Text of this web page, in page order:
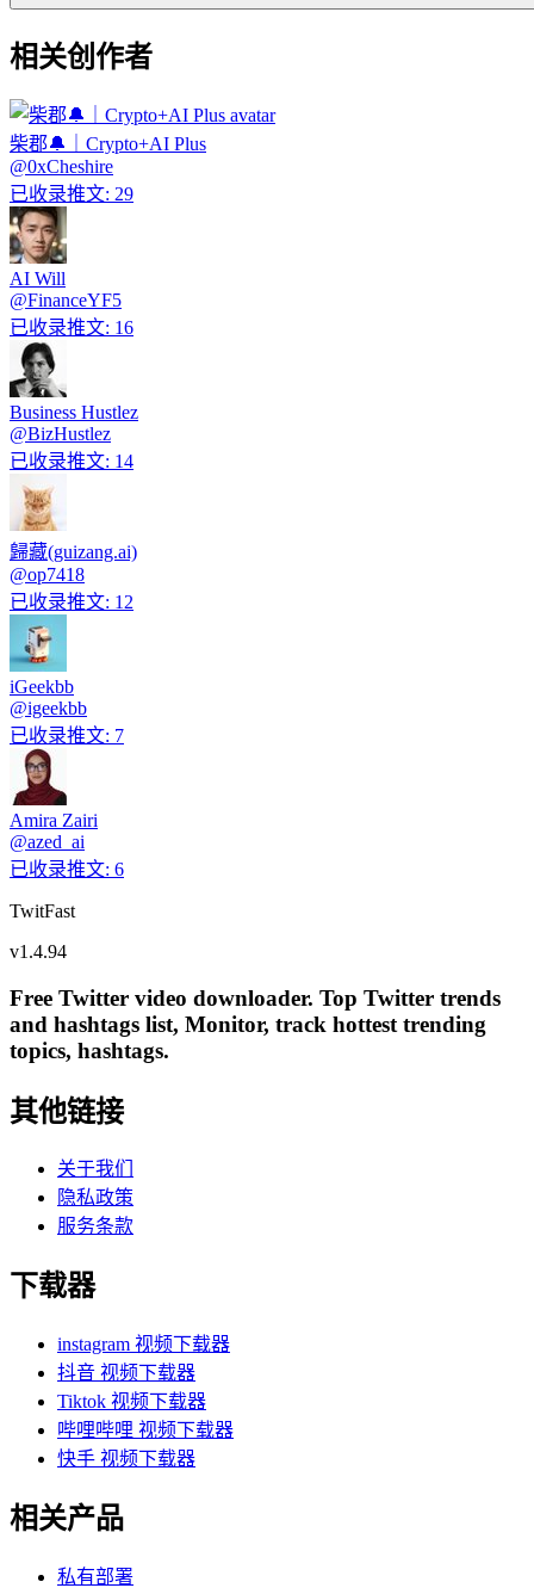
相关创作者
柴郡🔔｜Crypto+AI Plus
@0xCheshire
已收录推文: 29
AI Will
@FinanceYF5
已收录推文: 16
Business Hustlez
@BizHustlez
已收录推文: 14
歸藏(guizang.ai)
@op7418
已收录推文: 12
iGeekbb
@igeekbb
已收录推文: 7
Amira Zairi
@azed_ai
已收录推文: 6
TwitFast
v1.4.94
Free Twitter video downloader. Top Twitter trends
and hashtags list, Monitor, track hottest trending
topics, hashtags.
其他链接
关于我们
隐私政策
服务条款
下载器
instagram 视频下载器
抖音 视频下载器
Tiktok 视频下载器
哔哩哔哩 视频下载器
快手 视频下载器
相关产品
私有部署